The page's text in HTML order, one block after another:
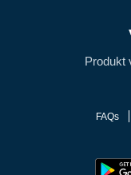
Produkt
FAQs